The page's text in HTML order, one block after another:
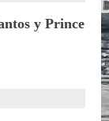
y Prince